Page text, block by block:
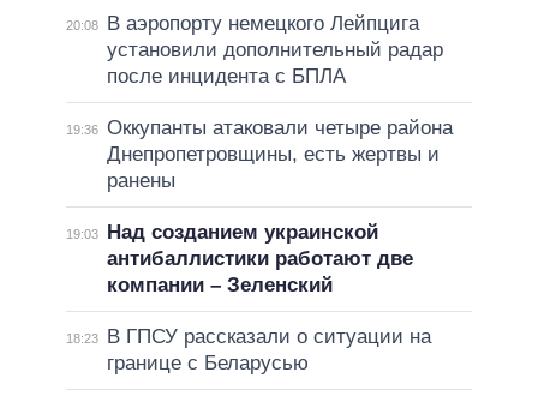
20:08
В аэропорту немецкого Лейпцига
установили дополнительный радар
после инцидента с БПЛА
19:36 Оккупанты атаковали четыре района
Днепропетровщины, есть жертвы и
ранены
19:03
Над созданием украинской
антибаллистики работают две
компании – Зеленский
18:23
В ГПСУ рассказали о ситуации на
границе с Беларусью